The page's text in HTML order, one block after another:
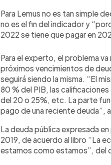
Para Lemus no es tan simple
no es el fin del indicador y
2022 se tiene que pagar en
Para el experto, el problema
próximos vencimientos de
seguirá siendo la misma. “El
80 % del PIB, las
del 20 o 25%, etc. La parte
pago de una reciente deuda”,
La deuda pública expresada
2019, de acuerdo al libro “La
estamos como estamos”, del